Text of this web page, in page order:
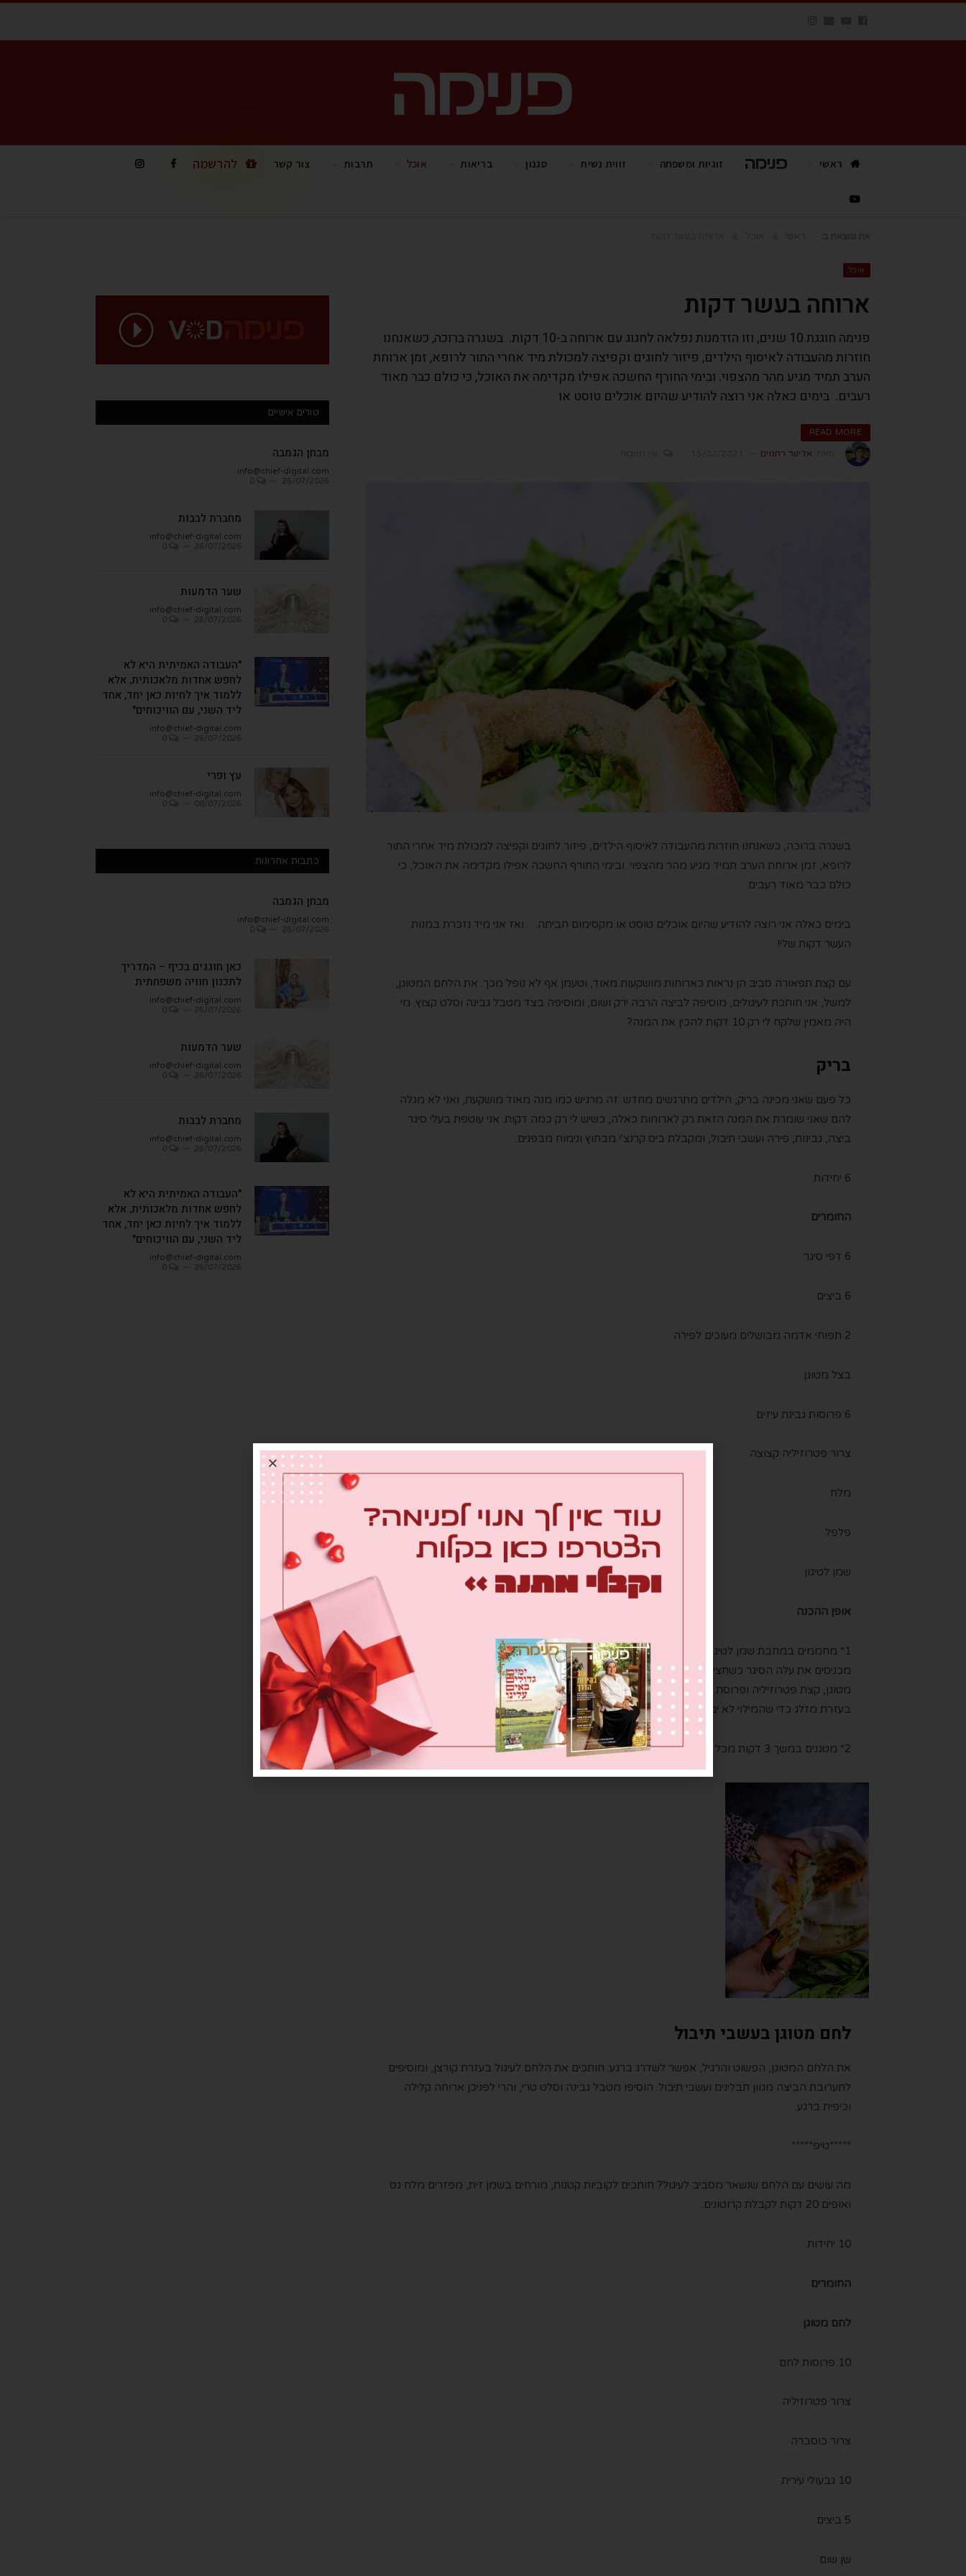
ראשי פנימה TV זוגיות ומשפחה זווית נשית סגנון בריאות אוכל תרבות צור קשר להרשמה
אוכל
ארוחה בעשר דקות
פנימה חוגגת 10 שנים, וזו הזדמנות נפלאה לחגוג עם ארוחה ב-10 דקות. בשגרה ברוכה, כשאנחנו
חוזרות מהעבודה לאיסוף הילדים, פיזור לחוגים וקפיצה למכולת מיד אחרי התור לרופא, זמן ארוחת
הערב תמיד מגיע מהר מהצפוי. ובימי החורף החשכה אפילו מקדימה את האוכל, כי כולם כבר מאוד
רעבים. בימים כאלה אני רוצה להודיע שהיום אוכלים טוסט או
READ MORE
אלינור רחמים
בשגרה ברוכה, כשאנחנו חוזרות מהעבודה לאיסוף הילדים, פיזור לחוגים וקפיצה למכולת מיד אחרי התור
לרופא, זמן ארוחת הערב תמיד מגיע מהר מהצפוי. ובימי החורף החשכה אפילו מקדימה את האוכל, כי
כולם כבר מאוד רעבים.
בימים כאלה אני רוצה להודיע שהיום אוכלים טוסט או מקסימום חביתה… ואז אני מיד נזכרת במנות
העשר דקות שלי!
עם קצת תפאורה סביב הן נראות כארוחות מושקעות מאוד, וטעמן אף לא נופל מכך. את הלחם המטוגן,
למשל, אני חותכת לעיגולים, מוסיפה לביצה הרבה ירק ושום, ומוסיפה בצד מטבל גבינה וסלט קצוץ. מי
היה מאמין שלקח לי רק 10 דקות להכין את המנה?
בריק
כל פעם שאני מכינה בריק, הילדים מתרגשים מחדש. זה מרגיש כמו מנה מאוד מושקעת, ואני לא מגלה
להם שאני שומרת את המנה הזאת רק לארוחות כאלה, כשיש לי רק כמה דקות. אני עוטפת בעלי סיגר
ביצה, גבינות, פירה ועשבי תיבול, ומקבלת ביס קרנצ'י מבחוץ ונימוח מבפנים.
6 יחידות
החומרים
6 דפי סיגר
6 ביצים
2 תפוחי אדמה מבושלים מעוכים לפירה
בצל מטוגן
6 פרוסות גבינת עיזים
צרור פטרוזיליה קצוצה
מלח
פלפל
שמן לטיגון
אופן ההכנה
1* מחממים במחבת שמן לטיגון שיכסה את שטח פני המחבת, אין צורך בשמן עמוק. כשהשמן חם,
מכניסים את עלה הסיגר כשחצי עלה נמצא בשמן, והחצי השני ביד. מניחים במהירות כף פירה, בצל
מטוגן, קצת פטרוזיליה ופרוסת גבינת עיזים. מוסיפים ביצה, וסוגרים את העלה. מהדקים את השוליים
בעזרת מזלג כדי שהמילוי לא יברח.
2* מטגנים במשך 3 דקות מכל צד. מוציאים בזהירות, ומניחים על נייר סופג. מגישים חם.
לחם מטוגן בעשבי תיבול
את הלחם המטוגן, הפשוט והרגיל, אפשר לשדרג ברגע: חותכים את הלחם לעיגול בעזרת קורצן, ומוסיפים
לתערובת הביצה מגוון תבלינים ועשבי תיבול. הוסיפו מטבל גבינה וסלט טרי, והרי לפניכן ארוחה קלילה
וכיפית ברגע.
*****טיפ*****
מה עושים עם הלחם שנשאר מסביב לעיגול? חותכים לקוביות קטנות, מורחים בשמן זית, מפזרים מלח גס
ואופים 20 דקות לקבלת קרוטונים.
10 יחידות
החומרים
לחם מטוגן
10 פרוסות לחם
צרור פטרוזיליה
צרור כוסברה
10 גבעולי עירית
5 ביצים
שן שום
טורים אישיים
מבחן הגמבה
info@chief-digital.com
מחברת לבבות
info@chief-digital.com
שער הדמעות
info@chief-digital.com
"העבודה האמיתית היא לא
לחפש אחדות מלאכותית, אלא
ללמוד איך לחיות כאן יחד, אחד
ליד השני, עם הוויכוחים"
info@chief-digital.com
עץ ופרי
info@chief-digital.com
כתבות אחרונות
מבחן הגמבה
info@chief-digital.com
כאן חוגגים בכיף – המדריך
לתכנון חוויה משפחתית
info@chief-digital.com
שער הדמעות
info@chief-digital.com
מחברת לבבות
info@chief-digital.com
"העבודה האמיתית היא לא
לחפש אחדות מלאכותית, אלא
ללמוד איך לחיות כאן יחד, אחד
ליד השני, עם הוויכוחים"
info@chief-digital.com